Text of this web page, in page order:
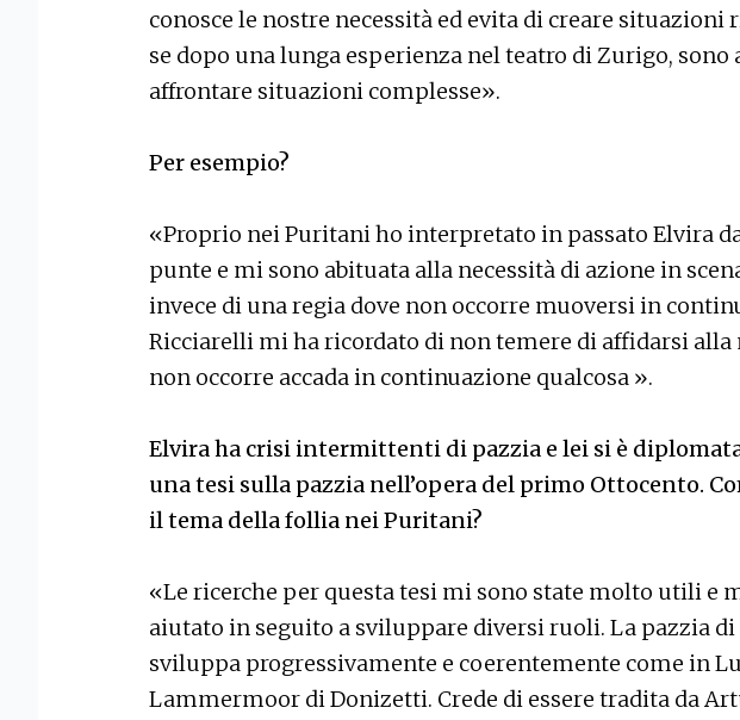
conosce le nostre necessità ed evita di creare situazioni
se dopo una lunga esperienza nel teatro di Zurigo, sono
affrontare situazioni complesse».
Per esempio?
«Proprio nei Puritani ho interpretato in passato Elvira
punte e mi sono abituata alla necessità di azione in
invece di una regia dove non occorre muoversi in
Ricciarelli mi ha ricordato di non temere di affidarsi alla
non occorre accada in continuazione qualcosa ».
Elvira ha crisi intermittenti di pazzia e lei si è
una tesi sulla pazzia nell’opera del primo Ottocento.
il tema della follia nei Puritani?
«Le ricerche per questa tesi mi sono state molto utili e
aiutato in seguito a sviluppare diversi ruoli. La pazzia
sviluppa progressivamente e coerentemente come in
Lammermoor di Donizetti. Crede di essere tradita da